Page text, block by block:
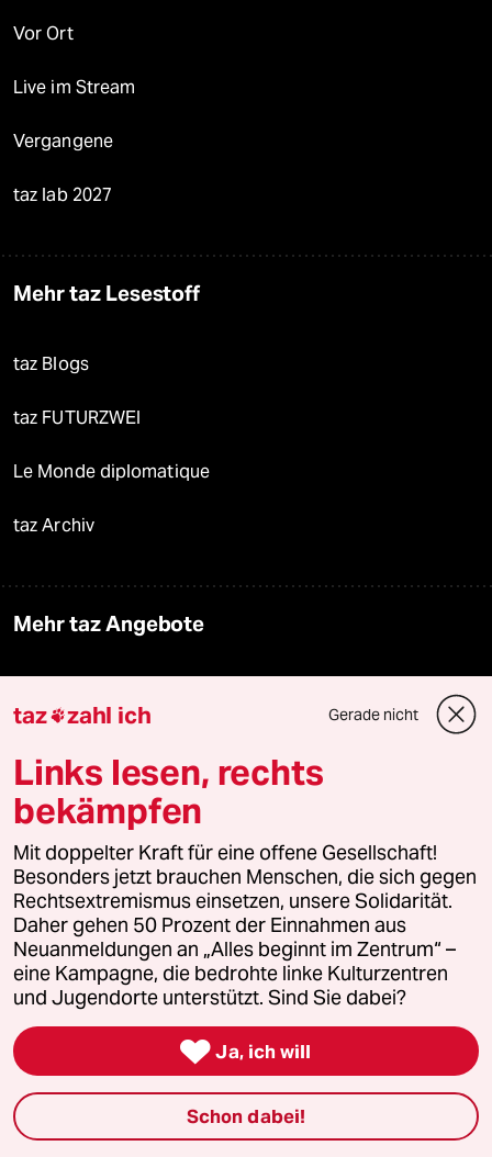
Vor Ort
Live im Stream
Vergangene
taz lab 2027
Mehr taz Lesestoff
taz Blogs
taz FUTURZWEI
Le Monde diplomatique
taz Archiv
Mehr taz Angebote
Shop
Anzeigen
Fragen & Hilfe
Aboservice
ePaper Login
taz zahl ich Gerade nicht
Links lesen, rechts
bekämpfen
Mit doppelter Kraft für eine offene Gesellschaft!
Besonders jetzt brauchen Menschen, die sich gegen
Rechtsextremismus einsetzen, unsere Solidarität.
Daher gehen 50 Prozent der Einnahmen aus
Neuanmeldungen an „Alles beginnt im Zentrum“ –
eine Kampagne, die bedrohte linke Kulturzentren
und Jugendorte unterstützt. Sind Sie dabei?
 Ja, ich will
Schon dabei!